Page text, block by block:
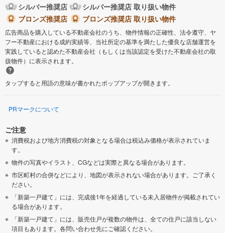
シルバー推奨店
シルバー推奨店 取り扱い物件
ブロンズ推奨店
ブロンズ推奨店 取り扱い物件
広告商品を購入している不動産会社のうち、物件情報の正確性、法令遵守、ヤ
フー不動産における成約実績等、当社所定の基準を満たした優良な店舗運営を
実践していると認めた不動産会社（もしくは当該認定を受けた不動産会社の取
扱物件）に表示されます。
タップすると用語の意味が書かれたポップアップが開きます。
PRマークについて
ご注意
消費税および地方消費税の対象となる場合は税込み価格が表示されていま
す。
物件の写真やイラスト、CGなどは実際と異なる場合があります。
市区町村の合併などにより、地図が表示されない場合があります。ご了承く
ださい。
「新築一戸建て」には、完成後1年を経過している未入居物件が掲載されてい
る場合があります。
「新築一戸建て」には、販売住戸が複数の物件は、全ての住戸に該当しない
項目もあります。各問い合わせ先にご確認ください。